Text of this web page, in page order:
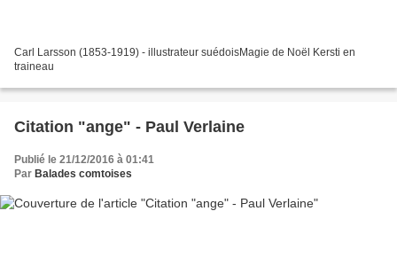
Carl Larsson (1853-1919) - illustrateur suédoisMagie de Noël Kersti en
traineau
Citation "ange" - Paul Verlaine
Publié le 21/12/2016 à 01:41
Par Balades comtoises